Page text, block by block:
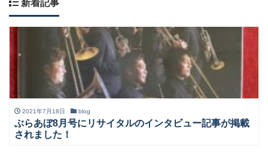
新着記事
2021年7月18日 blog
ぶらあぼ8月号にリサイタルのインタビュー記事が掲載
されました！